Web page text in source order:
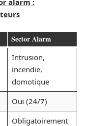
Sector Alarm
Intrusion,
incendie,
domotique
Oui (24/7)
Obligatoirement